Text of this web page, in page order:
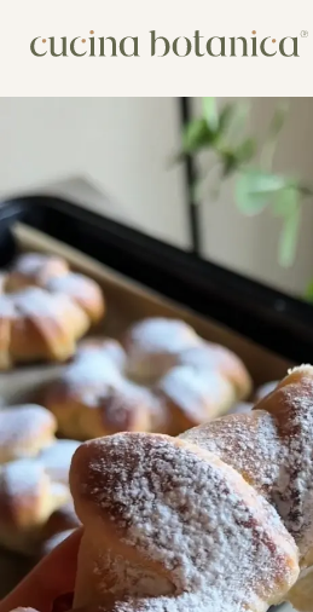
Shop
Contatti